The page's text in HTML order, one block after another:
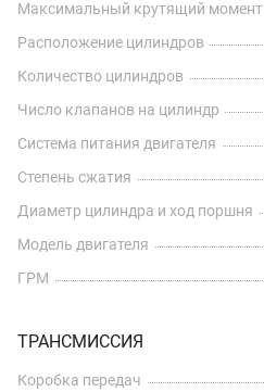
Максимальный крутящий момент
Расположение цилиндров
Количество цилиндров
Число клапанов на цилиндр
Система питания двигателя
Степень сжатия
Диаметр цилиндра и ход поршня
Модель двигателя
ГРМ
ТРАНСМИССИЯ
Коробка передач